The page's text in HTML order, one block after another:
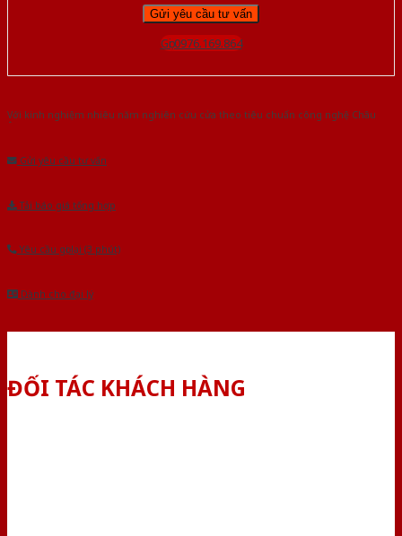
Gọi 0976.169.864
Với kinh nghiệm nhiêu năm nghiên cứu cửa theo tiêu chuẩn công nghệ Châu
Âu.Chúng tôi tự tin là nhà sản xuất & cung cấp hàng đầu tại Việt Nam!
Gửi yêu cầu tư vấn
Tải báo giá tổng hợp
Yêu cầu gọi lại (3 phút)
Dành cho đại lý
ĐỐI TÁC KHÁCH HÀNG